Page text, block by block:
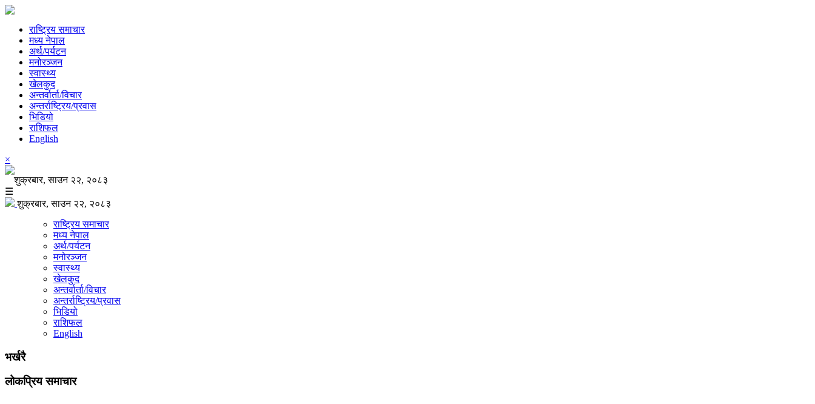
राष्ट्रिय समाचार
मध्य नेपाल
अर्थ/पर्यटन
मनोरञ्जन
स्वास्थ्य
खेलकुद
अन्तर्वार्ता/विचार
अन्तर्राष्ट्रिय/प्रवास
भिडियो
राशिफल
English
×
शुक्रबार, साउन २२, २०८३
☰
शुक्रबार, साउन २२, २०८३
राष्ट्रिय समाचार
मध्य नेपाल
अर्थ/पर्यटन
मनोरञ्जन
स्वास्थ्य
खेलकुद
अन्तर्वार्ता/विचार
अन्तर्राष्ट्रिय/प्रवास
भिडियो
राशिफल
English
भर्खरै
लोकप्रिय समाचार